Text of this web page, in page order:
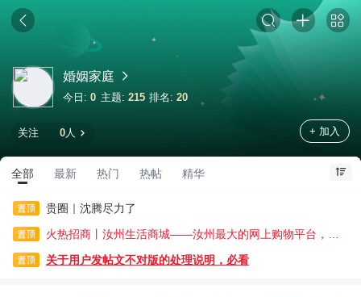
婚姻家庭
今日: 0 主题: 215 排名:20
关注 0人 + 加入
全部 最新 热门 热帖 精华
贵圈｜沈腾尽力了
关于用户发帖文不对版的处理说明，必看